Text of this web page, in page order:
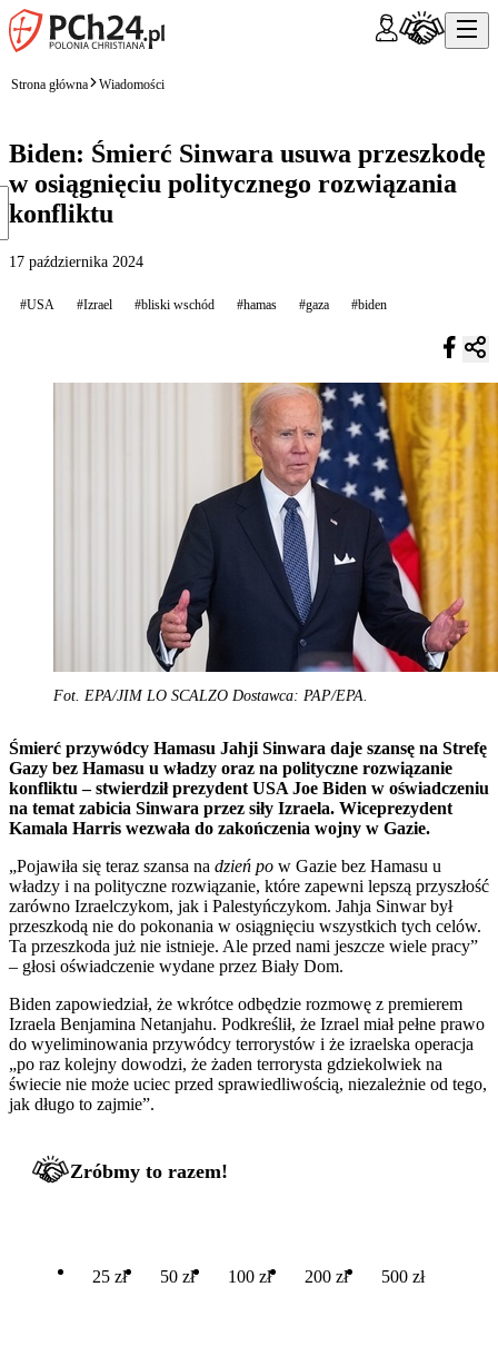
Strona główna Wiadomości
Biden: Śmierć Sinwara usuwa przeszkodę
w osiągnięciu politycznego rozwiązania
konfliktu
17 października 2024
#USA #Izrael #bliski wschód #hamas #gaza #biden
Fot. EPA/JIM LO SCALZO Dostawca: PAP/EPA.
Śmierć przywódcy Hamasu Jahji Sinwara daje szansę na Strefę
Gazy bez Hamasu u władzy oraz na polityczne rozwiązanie
konfliktu – stwierdził prezydent USA Joe Biden w oświadczeniu
na temat zabicia Sinwara przez siły Izraela. Wiceprezydent
Kamala Harris wezwała do zakończenia wojny w Gazie.
„Pojawiła się teraz szansa na dzień po w Gazie bez Hamasu u
władzy i na polityczne rozwiązanie, które zapewni lepszą przyszłość
zarówno Izraelczykom, jak i Palestyńczykom. Jahja Sinwar był
przeszkodą nie do pokonania w osiągnięciu wszystkich tych celów.
Ta przeszkoda już nie istnieje. Ale przed nami jeszcze wiele pracy”
– głosi oświadczenie wydane przez Biały Dom.
Biden zapowiedział, że wkrótce odbędzie rozmowę z premierem
Izraela Benjamina Netanjahu. Podkreślił, że Izrael miał pełne prawo
do wyeliminowania przywódcy terrorystów i że izraelska operacja
„po raz kolejny dowodzi, że żaden terrorysta gdziekolwiek na
świecie nie może uciec przed sprawiedliwością, niezależnie od tego,
jak długo to zajmie”.
Zróbmy to razem!
25 zł 50 zł 100 zł 200 zł 500 zł